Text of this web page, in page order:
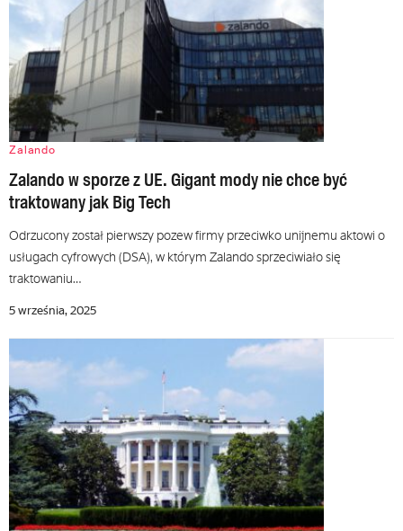
Zalando
Zalando w sporze z UE. Gigant mody nie chce być
traktowany jak Big Tech
Odrzucony został pierwszy pozew firmy przeciwko unijnemu aktowi o
usługach cyfrowych (DSA), w którym Zalando sprzeciwiało się
traktowaniu…
5 września, 2025